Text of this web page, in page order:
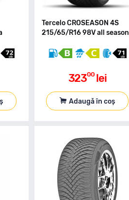
Tercelo CROSEASON 4S
215/65/R16 98V all season
32300 lei
Adaugă în coș